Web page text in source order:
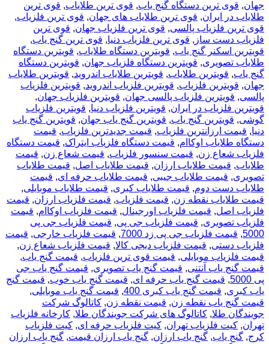
جهان, قوی ترین دستگاه گنج یاب, قوی ترین طلایاب, قوی ترین
طلایاب در ایران, قوی ترین طلایاب های جهان, قوی ترین فلزیاب,
قوی ترین فلزیاب پالسی, قوی ترین فلزیاب جهان, قوی ترین
فلزیاب دست ساز , قوی ترین فلزیاب دنیا, قوی ترین گنج یاب,
قویترین اسکنر گنج یاب, قویترین دستگاه طلایاب, قویترین دستگاه
طلایاب تصویری, قویترین دستگاه فلزیاب جهان, قویترین دستگاه
گنج یاب, قویترین طلایاب, قویترین طلایاب اندروید, قویترین طلایاب
جهان, قویترین فلزیاب, قویترین فلزیاب اندروید, قویترین فلزیاب
پالسی, قویترین فلزیاب پالسی جهان, قویترین فلزیاب جهان,
قویترین فلزیاب در ایران, قویترین فلزیاب دنیا, قویترین فلزیاب
گوشی, قویترین گنج یاب, قویترین گنج یاب جهان, قویترین گنج یاب
دنیا, قیمت ارزانترین فلزیاب, قیمت جدیدترین فلزیاب, قیمت
دستگاه طلایاب اوکاام, قیمت دستگاه فلزیاب ایتراک, قیمت دستگاه
فلزیاب شعاع زن, قیمت سنسور فلزیاب, قیمت شعاع زن, قیمت
طلایاب, قیمت طلایاب ارزان, قیمت طلایاب اصل, قیمت طلایاب
تصویری, قیمت طلایاب جیبی, قیمت طلایاب حرفه ای, قیمت
طلایاب دست دوم, قیمت طلایاب کبری, قیمت طلایاب موبایلی,
قیمت طلایاب نقطه زن, قیمت فلزیاب, قیمت فلزیاب ارزان, قیمت
فلزیاب اصل, قیمت فلزیاب اورجینال, قیمت فلزیاب اوکاام, قیمت
فلزیاب تصویری, قیمت فلزیاب جی پی, قیمت فلزیاب جی پی
5000
, قیمت فلزیاب جی پی زد 7000 , قیمت فلزیاب خارجی, قیمت
فلزیاب دستی, قیمت فلزیاب دیجی کالا, قیمت فلزیاب شعاع زن,
قیمت فلزیاب موبایلی, قیمت قوی ترین فلزیاب, قیمت گنج یاب,
قیمت گنج یاب آنتنی, قیمت گنج یاب تصویری, قیمت گنج یاب جی
پی 5000
, قیمت گنج یاب حرفه ای, قیمت گنج یاب خوب, قیمت گنج
یاب کبری, قیمت گنج یاب کبری 400 , قیمت گنج یاب موبایلی,
قیمت گنج یاب نقطه زن, قیمت نقطه زن, کاتالوگ شرکت
جویندگان طلا, کاتالوگ های شرکت جویندگان طلا, کارخانه فلزیاب
تهران, کیت فلزیاب تهران, کیت فلزیاب حرفه ای, کیت فلزیاب
کرج, گنج یاب, گنج یاب ارزان, گنج یاب ارزان قیمت, گنج یاب ارزان